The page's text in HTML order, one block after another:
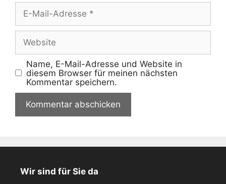
E-
Mail-
Adresse
Website
Name, E-Mail-Adresse und Website in
diesem Browser für meinen nächsten
Kommentar speichern.
Wir sind für Sie da